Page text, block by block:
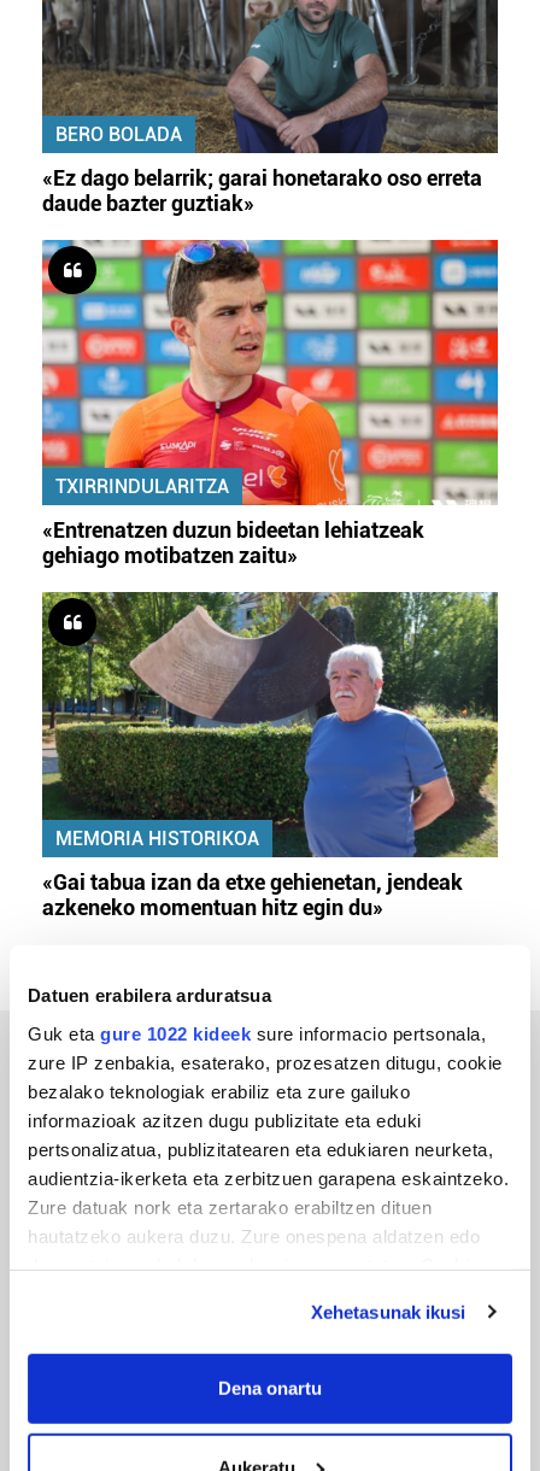
Datuen erabilera arduratsua
Guk eta gure 1022 kideek sure informacio pertsonala,
zure IP zenbakia, esaterako, prozesatzen ditugu, cookie
bezalako teknologiak erabiliz eta zure gailuko
informazioak azitzen dugu publizitate eta eduki
pertsonalizatua, publizitatearen eta edukiaren neurketa,
audientzia-ikerketa eta zerbitzuen garapena eskaintzeko.
Zure datuak nork eta zertarako erabiltzen dituen
hautatzeko aukera duzu. Zure onespena aldatzen edo
If you allow, we would also like to:
Collect information about your geographical
meters
Xehetasunak ikusi
Dena onartu
BERO BOLADA
«Ez dago belarrik; garai honetarako oso erreta
daude bazter guztiak»
TXIRRINDULARITZA
«Entrenatzen duzun bideetan lehiatzeak
gehiago motibatzen zaitu»
MEMORIA HISTORIKOA
«Gai tabua izan da etxe gehienetan, jendeak
azkeneko momentuan hitz egin du»
ERREPORTAJEAK